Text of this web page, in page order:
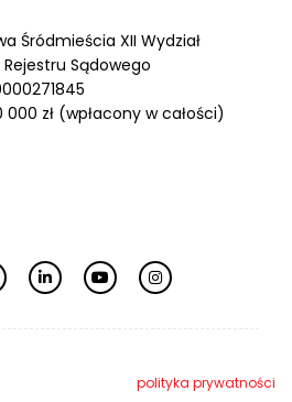
Śródmieścia XII Wydział
Sądowego
000 zł (wpłacony w całości)
polityka prywatności